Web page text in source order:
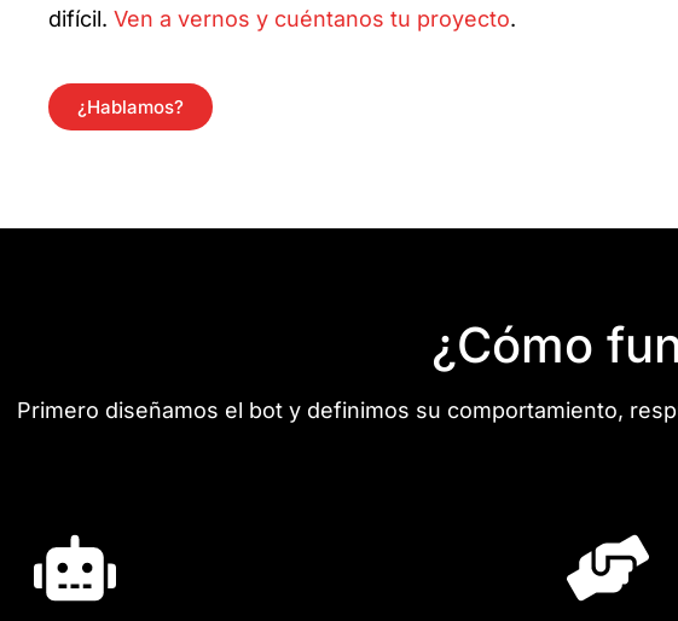
difícil. Ven a vernos y cuéntanos tu proyecto.
¿Hablamos?
¿Cómo
Primero diseñamos el bot y definimos su comportamiento,